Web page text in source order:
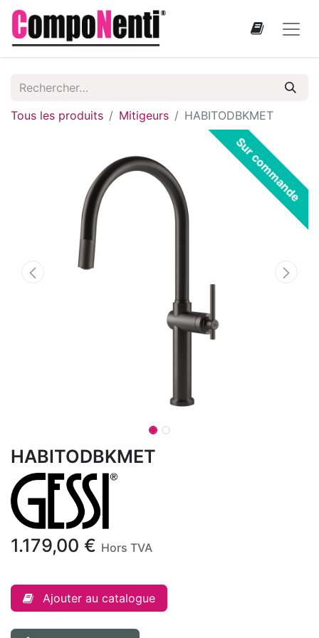
Tous les produits Mitigeurs HABITODBKMET
Sur commande
HABITODBKMET
1.179,00 € Hors TVA
Ajouter au catalogue